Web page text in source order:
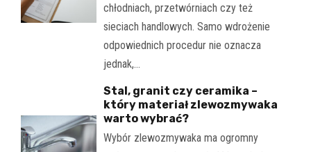
chłodniach, przetwórniach czy też
sieciach handlowych. Samo wdrożenie
odpowiednich procedur nie oznacza
jednak,…
Stal, granit czy ceramika –
który materiał zlewozmywaka
warto wybrać?
Wybór zlewozmywaka ma ogromny